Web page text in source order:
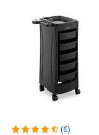
(6)